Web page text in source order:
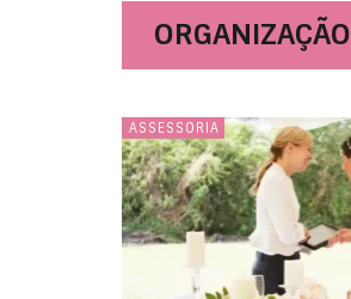
ORGANIZAÇÃO
ASSESSORIA